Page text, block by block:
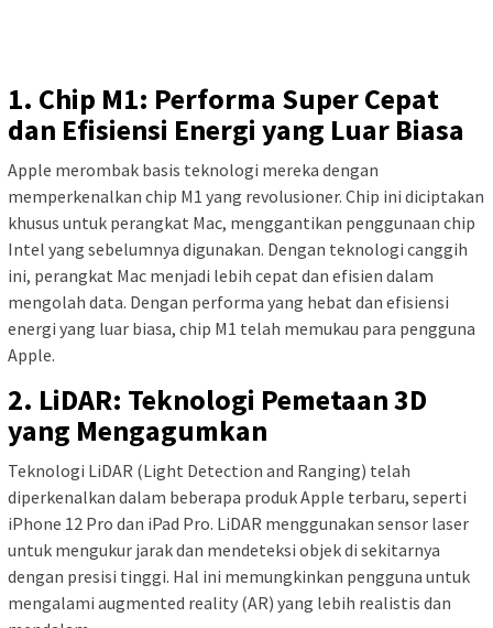
1. Chip M1: Performa Super Cepat
dan Efisiensi Energi yang Luar Biasa
Apple merombak basis teknologi mereka dengan
memperkenalkan chip M1 yang revolusioner. Chip ini diciptakan
khusus untuk perangkat Mac, menggantikan penggunaan chip
Intel yang sebelumnya digunakan. Dengan teknologi canggih
ini, perangkat Mac menjadi lebih cepat dan efisien dalam
mengolah data. Dengan performa yang hebat dan efisiensi
energi yang luar biasa, chip M1 telah memukau para pengguna
Apple.
2. LiDAR: Teknologi Pemetaan 3D
yang Mengagumkan
Teknologi LiDAR (Light Detection and Ranging) telah
diperkenalkan dalam beberapa produk Apple terbaru, seperti
iPhone 12 Pro dan iPad Pro. LiDAR menggunakan sensor laser
untuk mengukur jarak dan mendeteksi objek di sekitarnya
dengan presisi tinggi. Hal ini memungkinkan pengguna untuk
mengalami augmented reality (AR) yang lebih realistis dan